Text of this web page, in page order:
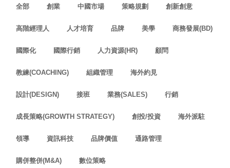
全部 創業 中國市場 策略規劃 創新創意
高階經理人 人才培育 品牌 美學 商務發展(BD)
國際化 國際行銷 人力資源(HR) 顧問
教練(COACHING) 組織管理 海外約見
設計(DESIGN) 接班 業務(SALES) 行銷
成長策略(GROWTH STRATEGY) 創投/投資 海外派駐
領導 資訊科技 品牌價值 通路管理
購併整併(M&A) 數位策略